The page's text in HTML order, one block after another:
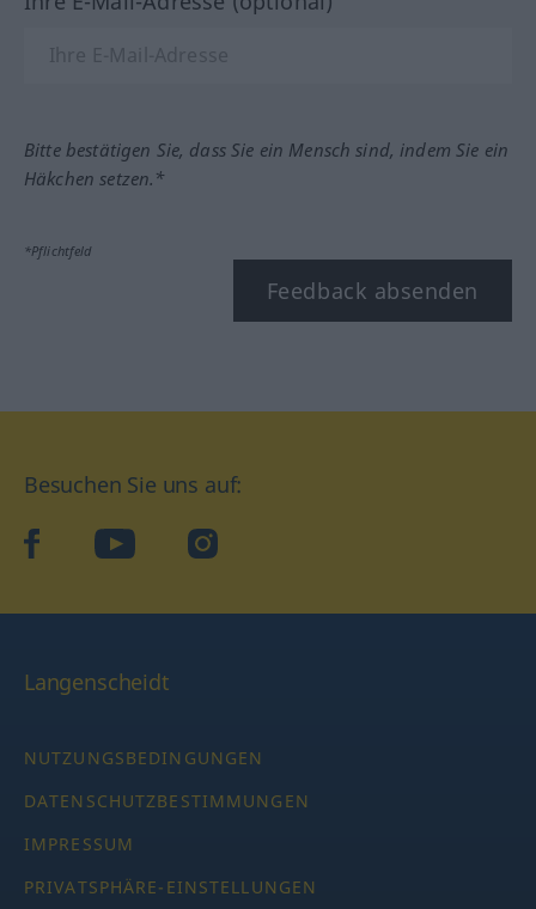
Bitte bestätigen Sie, dass Sie ein Mensch sind, indem Sie ein
Häkchen setzen.*
*Pflichtfeld
Feedback absenden
Besuchen Sie uns auf:
facebookYouTube Instagram
Langenscheidt
NUTZUNGSBEDINGUNGEN
DATENSCHUTZBESTIMMUNGEN
IMPRESSUM
PRIVATSPHÄRE-EINSTELLUNGEN